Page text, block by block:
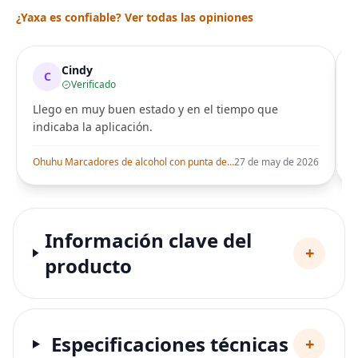
¿Yaxa es confiable? Ver todas las opiniones
C Cindy
Verificado
Llego en muy buen estado y en el tiempo que
indicaba la aplicación.
Ohuhu Marcadores de alcohol con punta de pincel – Juego de marcadores artísticos de doble punta con certificación AP para artistas adultos27 de may de 2026
Información clave del
producto
+
Especificaciones técnicas +